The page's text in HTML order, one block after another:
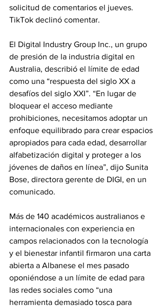
solicitud de comentarios el jueves.
TikTok declinó comentar.
El Digital Industry Group Inc., un grupo
de presión de la industria digital en
Australia, describió el límite de edad
como una “respuesta del siglo XX a
desafíos del siglo XXI”. “En lugar de
bloquear el acceso mediante
prohibiciones, necesitamos adoptar un
enfoque equilibrado para crear espacios
apropiados para cada edad, desarrollar
alfabetización digital y proteger a los
jóvenes de daños en línea”, dijo Sunita
Bose, directora gerente de DIGI, en un
comunicado.
Más de 140 académicos australianos e
internacionales con experiencia en
campos relacionados con la tecnología
y el bienestar infantil firmaron una carta
abierta a Albanese el mes pasado
oponiéndose a un límite de edad para
las redes sociales como “una
herramienta demasiado tosca para